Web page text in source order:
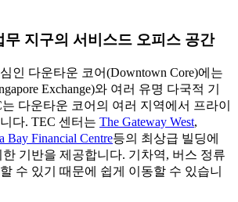
무 지구의 서비스드 오피스 공간
인 다운타운 코어(Downtown Core)에는
Exchange)와 여러 유명 다국적 기
다운타운 코어의 여러 지역에서 프라이
다. TEC 센터는 The Gateway West,
Bay Financial Centre등의 최상급 빌딩에
기반을 제공합니다. 기차역, 버스 정류
수 있기 때문에 쉽게 이동할 수 있습니